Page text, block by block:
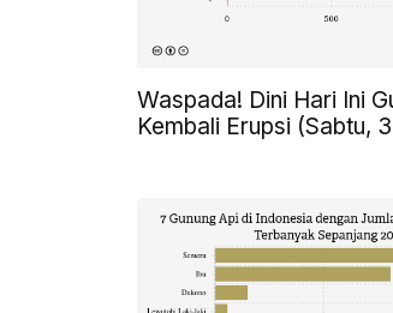
Waspada! Dini Hari Ini
Kembali Erupsi (Sabtu,